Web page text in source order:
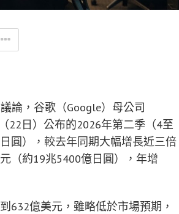
論，谷歌（Google）母公司
22日）公布的2026年第二季（4至
圓），較去年同期大幅增長近三倍
（約19兆5400億日圓），年增
632億美元，雖略低於市場預期，